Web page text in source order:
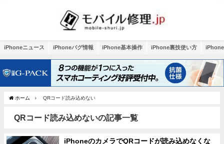
iPhoneニュース iPhoneバグ情報 iPhone基本操作 iPhone裏技使い方
ホーム QRコード読み込めない
QRコード読み込めないの記事一覧
iPhoneのカメラでQRコードが読み込めなくな